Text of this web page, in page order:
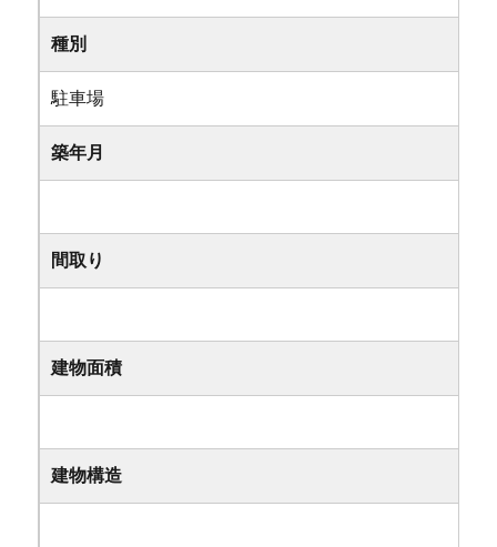
種別
駐車場
築年月
間取り
建物面積
建物構造